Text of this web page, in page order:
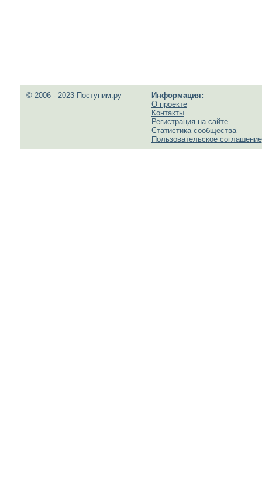
© 2006 - 2023 Поступим.ру
Информация:
О проекте
Контакты
Регистрация на сайте
Статистика сообщества
Пользовательское соглашение